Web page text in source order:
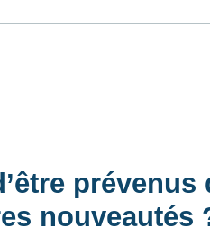
prévenus
nouveautés